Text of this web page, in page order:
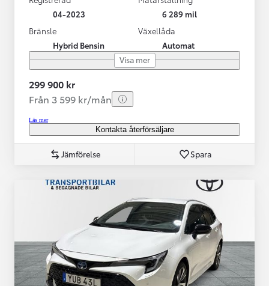
04-2023
6 289 mil
Bränsle
Hybrid Bensin
Växellåda
Automat
Visa mer
299 900 kr
Från 3 599 kr/mån
Läs mer
Kontakta återförsäljare
Jämförelse Spara